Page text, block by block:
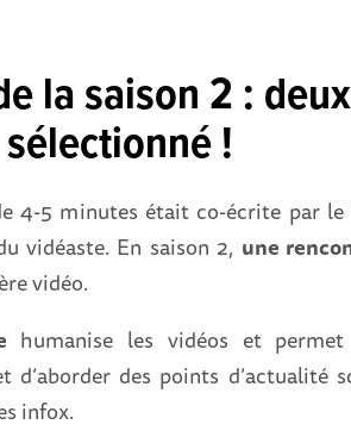
la saison 2 :
!
4-5 minutes était co-écrite par
vidéaste. En saison 2, une
vidéo.
humanise les vidéos et
d’aborder des points d’actualité
infox.